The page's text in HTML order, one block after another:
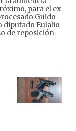
para el ex
Guido
diputado Eulalio
de reposición